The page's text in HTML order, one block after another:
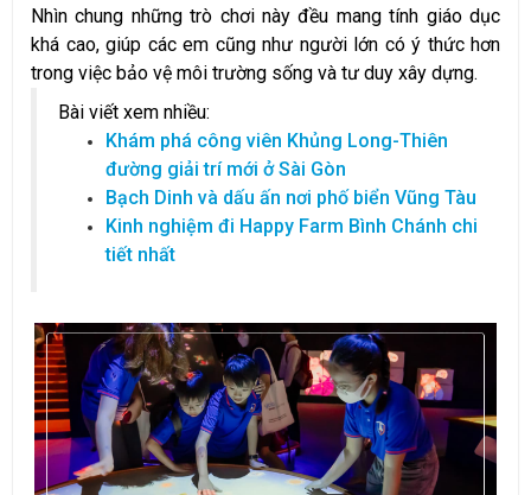
Nhìn chung những trò chơi này đều mang tính giáo dục
khá cao, giúp các em cũng như người lớn có ý thức hơn
trong việc bảo vệ môi trường sống và tư duy xây dựng.
Bài viết xem nhiều:
Khám phá công viên Khủng Long-Thiên
đường giải trí mới ở Sài Gòn
Bạch Dinh và dấu ấn nơi phố biển Vũng Tàu
Kinh nghiệm đi Happy Farm Bình Chánh chi
tiết nhất